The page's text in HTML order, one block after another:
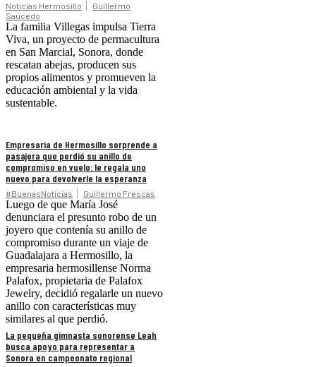
Noticias Hermosillo
Guillermo
Saucedo
La familia Villegas impulsa Tierra
Viva, un proyecto de permacultura
en San Marcial, Sonora, donde
rescatan abejas, producen sus
propios alimentos y promueven la
educación ambiental y la vida
sustentable.
Empresaria de Hermosillo sorprende a
pasajera que perdió su anillo de
compromiso en vuelo: le regala uno
nuevo para devolverle la esperanza
#BuenasNoticias Guillermo Frescas
Luego de que María José
denunciara el presunto robo de un
joyero que contenía su anillo de
compromiso durante un viaje de
Guadalajara a Hermosillo, la
empresaria hermosillense Norma
Palafox, propietaria de Palafox
Jewelry, decidió regalarle un nuevo
anillo con características muy
similares al que perdió.
La pequeña gimnasta sonorense Leah
busca apoyo para representar a
Sonora en campeonato regional